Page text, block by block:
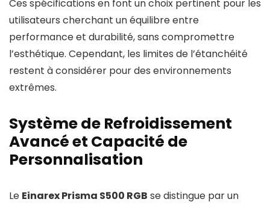
Ces spécifications en font un choix pertinent pour les
utilisateurs cherchant un équilibre entre
performance et durabilité, sans compromettre
l’esthétique. Cependant, les limites de l’étanchéité
restent à considérer pour des environnements
extrêmes.
Système de Refroidissement
Avancé et Capacité de
Personnalisation
Le Einarex Prisma S500 RGB se distingue par un